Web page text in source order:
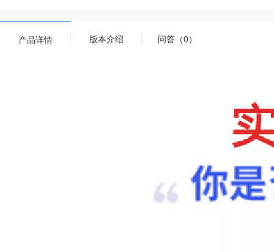
产品详情 版本介绍 问答（0）